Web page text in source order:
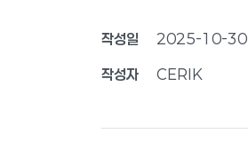
작성일 2025-10-30
작성자 CERIK